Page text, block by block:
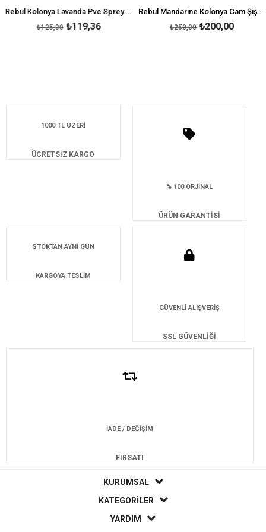
Rebul Kolonya Lavanda Pvc Sprey 125 ml
₺119,36
₺125,00
Rebul Mandarine Kolonya Cam Şişe 250 ml
₺200,00
₺250,00
1000 TL ÜZERİ
ÜCRETSİZ KARGO
% 100 ORJİNAL
ÜRÜN GARANTİSİ
STOKTAN AYNI GÜN
KARGOYA TESLİM
GÜVENLİ ALIŞVERİŞ
SSL GÜVENLİĞİ
İADE / DEĞİŞİM
FIRSATI
KURUMSAL
KATEGORİLER
YARDIM